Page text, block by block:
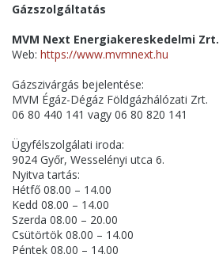
Gázszolgáltatás
MVM Next Energiakereskedelmi Zrt.
Web: https://www.mvmnext.hu
Gázszivárgás bejelentése:
MVM Égáz-Dégáz Földgázhálózati Zrt.
06 80 440 141 vagy 06 80 820 141
Ügyfélszolgálati iroda:
9024 Győr, Wesselényi utca 6.
Nyitva tartás:
Hétfő 08.00 – 14.00
Kedd 08.00 – 14.00
Szerda 08.00 – 20.00
Csütörtök 08.00 – 14.00
Péntek 08.00 – 14.00